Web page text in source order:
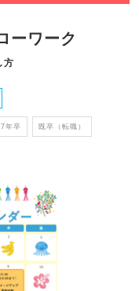
ーワーク
方
年卒 既卒（転職）